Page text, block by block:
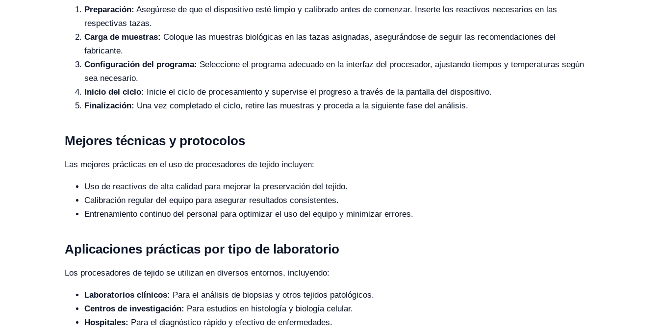
Preparación: Asegúrese de que el dispositivo esté limpio y calibrado antes de comenzar. Inserte los reactivos necesarios en las
respectivas tazas.
Carga de muestras: Coloque las muestras biológicas en las tazas asignadas, asegurándose de seguir las recomendaciones del
fabricante.
Configuración del programa: Seleccione el programa adecuado en la interfaz del procesador, ajustando tiempos y temperaturas según
sea necesario.
Inicio del ciclo: Inicie el ciclo de procesamiento y supervise el progreso a través de la pantalla del dispositivo.
Finalización: Una vez completado el ciclo, retire las muestras y proceda a la siguiente fase del análisis.
Mejores técnicas y protocolos
Las mejores prácticas en el uso de procesadores de tejido incluyen:
Uso de reactivos de alta calidad para mejorar la preservación del tejido.
Calibración regular del equipo para asegurar resultados consistentes.
Entrenamiento continuo del personal para optimizar el uso del equipo y minimizar errores.
Aplicaciones prácticas por tipo de laboratorio
Los procesadores de tejido se utilizan en diversos entornos, incluyendo:
Laboratorios clínicos: Para el análisis de biopsias y otros tejidos patológicos.
Centros de investigación: Para estudios en histología y biología celular.
Hospitales: Para el diagnóstico rápido y efectivo de enfermedades.